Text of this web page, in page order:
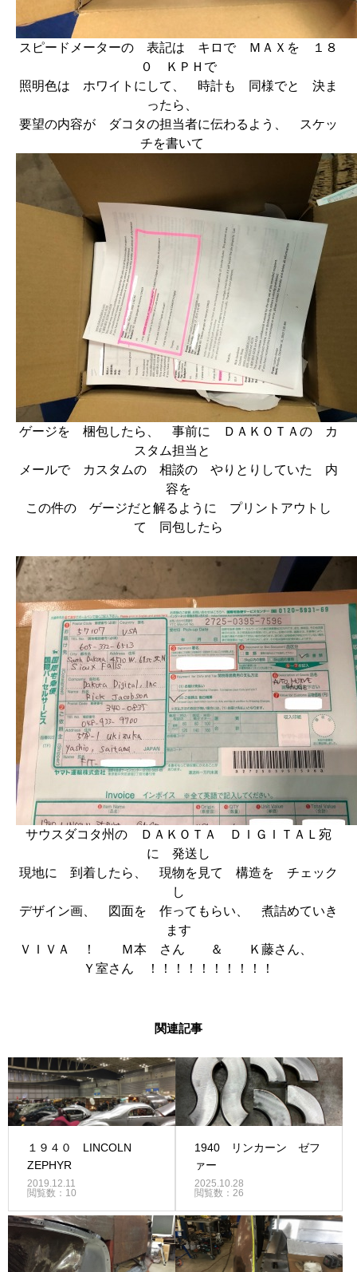
スピードメーターの 表記は キロで ＭＡＸを １８
０ ＫＰＨで
照明色は ホワイトにして、 時計も 同様でと 決ま
ったら、
要望の内容が ダコタの担当者に伝わるよう、 スケッ
チを書いて
ゲージを 梱包したら、 事前に ＤＡＫＯＴＡの カ
スタム担当と
メールで カスタムの 相談の やりとりしていた 内
容を
この件の ゲージだと解るように プリントアウトし
て 同包したら
サウスダコタ州の ＤＡＫＯＴＡ ＤＩＧＩＴＡＬ宛
に 発送し
現地に 到着したら、 現物を見て 構造を チェック
し
デザイン画、 図面を 作ってもらい、 煮詰めていき
ます
ＶＩＶＡ ！ Ｍ本 さん ＆ Ｋ藤さん、
Ｙ室さん ！！！！！！！！！！
関連記事
１９４０ LINCOLN
ZEPHYR
2019.12.11
閲覧数：10
1940 リンカーン ゼフ
ァー
2025.10.28
閲覧数：26